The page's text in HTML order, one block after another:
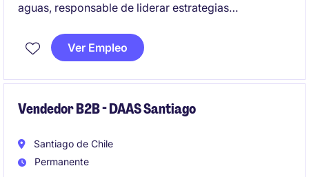
aguas, responsable de liderar estrategias
sector minero e industrial. Se busca un perfil con
enfoque en el desarrollo de soluciones, experiencia
Ver Empleo
Vendedor B2B - DAAS Santiago
Santiago de Chile
Permanente